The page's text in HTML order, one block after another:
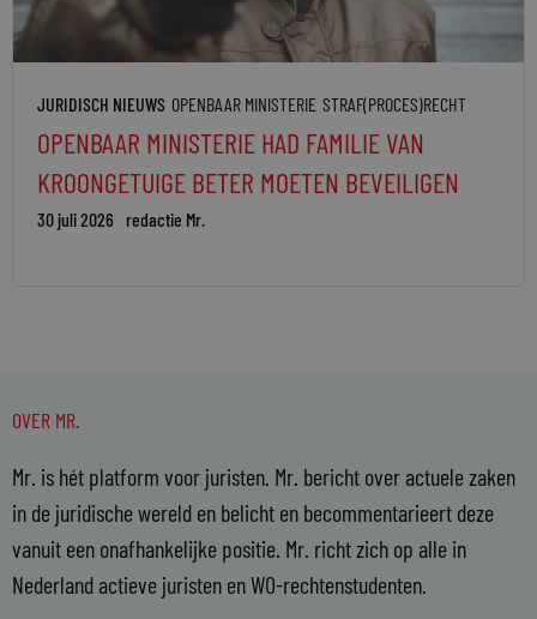
JURIDISCH NIEUWS OPENBAAR MINISTERIE STRAF(PROCES)RECHT
OPENBAAR MINISTERIE HAD FAMILIE VAN
KROONGETUIGE BETER MOETEN BEVEILIGEN
30 juli 2026 redactie Mr.
OVER MR.
Mr. is hét platform voor juristen. Mr. bericht over actuele zaken
in de juridische wereld en belicht en becommentarieert deze
vanuit een onafhankelijke positie. Mr. richt zich op alle in
Nederland actieve juristen en WO-rechtenstudenten.